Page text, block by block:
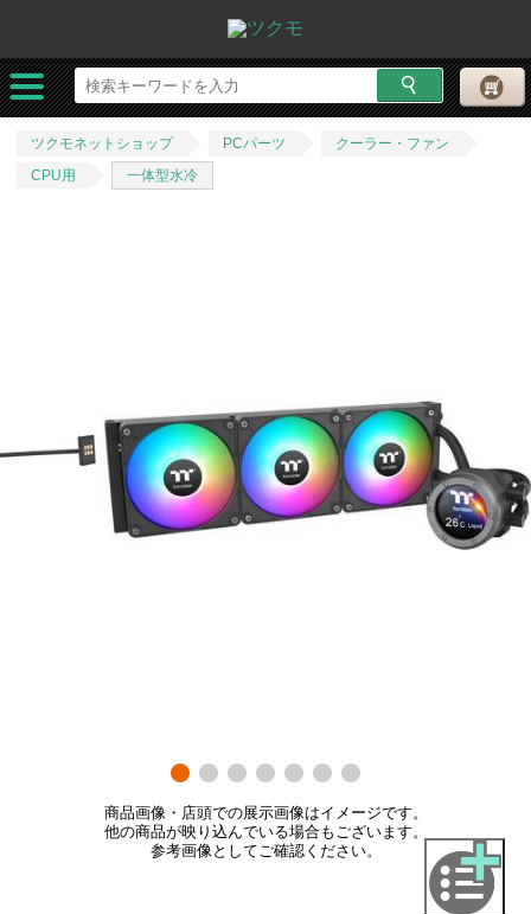
ツクモネットショップ PCパーツ
クーラー・ファン
CPU用
一体型水冷
商品画像・店頭での展示画像はイメージです。
他の商品が映り込んでいる場合もございます。
参考画像としてご確認ください。